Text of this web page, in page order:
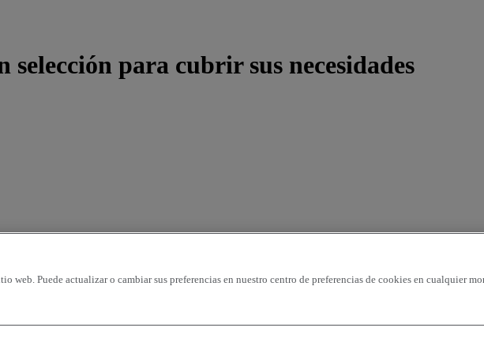
para cubrir sus necesidades
Puede actualizar o cambiar sus preferencias en nuestro centro de preferencias de cookies en cualquier